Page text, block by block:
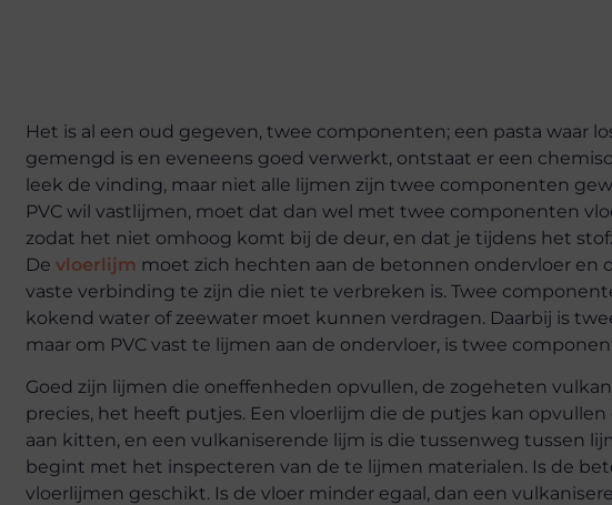
Het is al een oud gegeven, twee componenten; een pasta waar
gemengd is en eveneens goed verwerkt, ontstaat er een
leek de vinding, maar niet alle lijmen zijn twee componenten
PVC wil vastlijmen, moet dat dan wel met twee componenten
zodat het niet omhoog komt bij de deur, en dat je tijdens het
De vloerlijm moet zich hechten aan de betonnen ondervloer en
vaste verbinding te zijn die niet te verbreken is. Twee
kokend water of zeewater moet kunnen verdragen. Daarbij is
maar om PVC vast te lijmen aan de ondervloer, is twee
Goed zijn lijmen die oneffenheden opvullen, de zogeheten
precies, het heeft putjes. Een vloerlijm die de putjes kan
aan kitten, en een vulkaniserende lijm is die tussenweg tussen
begint met het inspecteren van de te lijmen materialen. Is de
vloerlijmen geschikt. Is de vloer minder egaal, dan een